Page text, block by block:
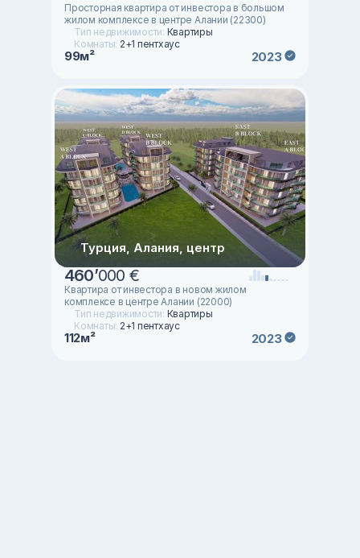
Просторная квартира от инвестора в большом
жилом комплексе в центре Алании (22300)
Тип недвижимости: Квартиры
Комнаты: 2+1 пентхаус
99м² 2023
Турция, Алания, центр
460’000 €
Квартира от инвестора в новом жилом
комплексе в центре Алании (22000)
Тип недвижимости: Квартиры
Комнаты: 2+1 пентхаус
112м² 2023